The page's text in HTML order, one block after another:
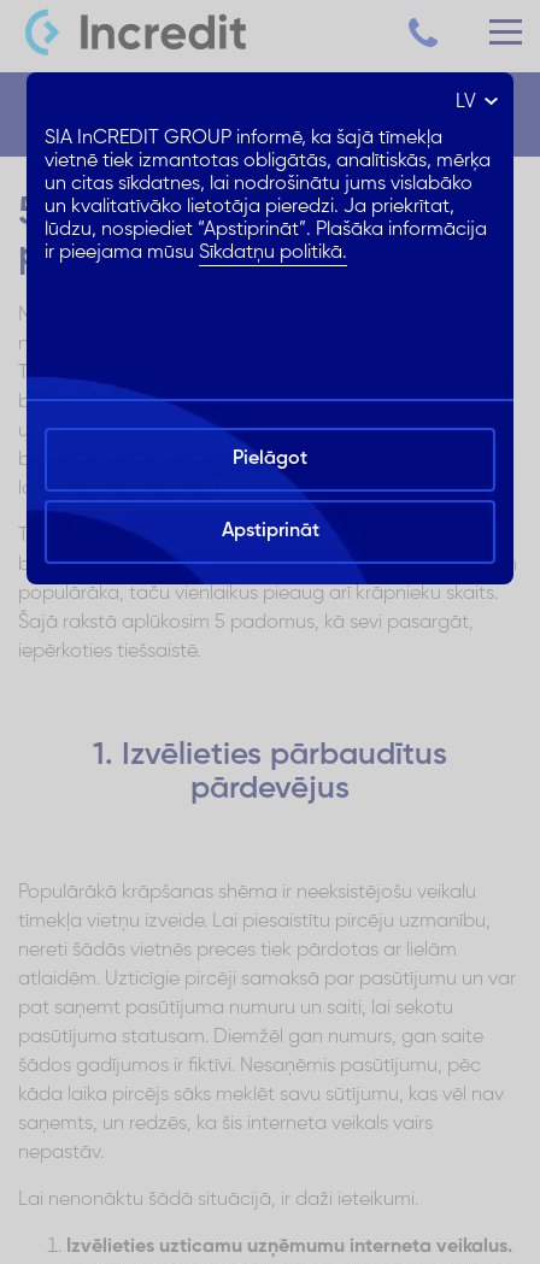
5 padomi drošiem
pirkumiem tiešsaistē
Mūsdienās tiešsaistes veikalos var iegādāties visu, sākot
no zobu birstēm un beidzot ar sadzīves tehniku.
Tiešsaistes veikaliem ir daudz priekšrocību: tie darbojas
bez brīvdienām, tajos nav rindas, un jūs varat atrast visu
un jebkurā izmērā. Internetā jūs varat salīdzināt cenas,
bieži vien preces var iegādāties lētāk, un jums nav jātērē
laiks, lai dotos uz veikalu otrā pilsētas malā.
Tomēr iepirkšanās internetā ir arī daži trūkumi. Viens no
būtiskākajiem ir drošība. Iepirkšanās tiešsaistē kļūst arvien
populārāka, taču vienlaikus pieaug arī krāpnieku skaits.
Šajā rakstā aplūkosim 5 padomus, kā sevi pasargāt,
iepērkoties tiešsaistē.
1. Izvēlieties pārbaudītus
pārdevējus
Populārākā krāpšanas shēma ir neeksistējošu veikalu
tīmekļa vietņu izveide. Lai piesaistītu pircēju uzmanību,
nereti šādās vietnēs preces tiek pārdotas ar lielām
atlaidēm. Uzticīgie pircēji samaksā par pasūtījumu un var
pat saņemt pasūtījuma numuru un saiti, lai sekotu
pasūtījuma statusam. Diemžēl gan numurs, gan saite
šādos gadījumos ir fiktīvi. Nesaņēmis pasūtījumu, pēc
kāda laika pircējs sāks meklēt savu sūtījumu, kas vēl nav
saņemts, un redzēs, ka šis interneta veikals vairs
nepastāv.
Lai nenonāktu šādā situācijā, ir daži ieteikumi.
Izvēlieties uzticamu uzņēmumu interneta veikalus.
LV
SIA InCREDIT GROUP informē, ka šajā tīmekļa
vietnē tiek izmantotas obligātās, analītiskās, mērķa
un citas sīkdatnes, lai nodrošinātu jums vislabāko
un kvalitatīvāko lietotāja pieredzi. Ja priekrītat,
lūdzu, nospiediet “Apstiprināt”. Plašāka informācija
ir pieejama mūsuSīkdatņu politikā.
Pielāgot
Apstiprināt